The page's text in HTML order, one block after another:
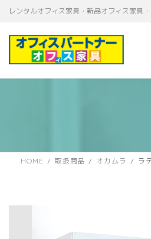
テ
ゲ
レンタルオフィス家具・新品オフィス家具
HOME 取扱商品 オカムラ ラ